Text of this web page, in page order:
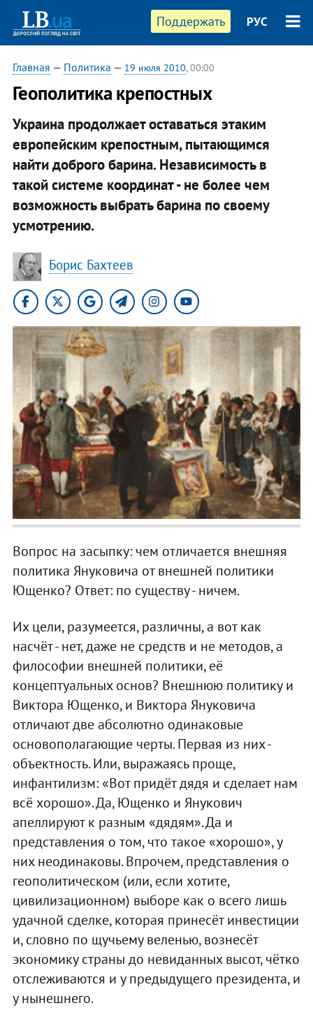
Поддержать РУС
Главная — Политика — 19 июля 2010, 00:00
Геополитика крепостных
Украина продолжает оставаться этаким
европейским крепостным, пытающимся
найти доброго барина. Независимость в
такой системе координат - не более чем
возможность выбрать барина по своему
усмотрению.
Борис Бахтеев
Вопрос на засыпку: чем отличается внешняя
политика Януковича от внешней политики
Ющенко? Ответ: по существу - ничем.
Их цели, разумеется, различны, а вот как
насчёт - нет, даже не средств и не методов, а
философии внешней политики, её
концептуальных основ? Внешнюю политику и
Виктора Ющенко, и Виктора Януковича
отличают две абсолютно одинаковые
основополагающие черты. Первая из них -
объектность. Или, выражаясь проще,
инфантилизм: «Вот придёт дядя и сделает нам
всё хорошо». Да, Ющенко и Янукович
апеллируют к разным «дядям». Да и
представления о том, что такое «хорошо», у
них неодинаковы. Впрочем, представления о
геополитическом (или, если хотите,
цивилизационном) выборе как о всего лишь
удачной сделке, которая принесёт инвестиции
и, словно по щучьему веленью, вознесёт
экономику страны до невиданных высот, чётко
отслеживаются и у предыдущего президента, и
у нынешнего.